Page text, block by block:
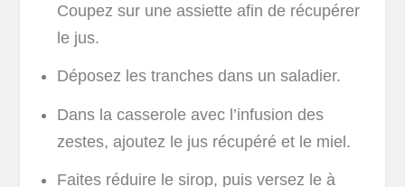
Coupez sur une assiette afin de récupérer
le jus.
Déposez les tranches dans un saladier.
Dans la casserole avec l’infusion des
zestes, ajoutez le jus récupéré et le miel.
Faites réduire le sirop, puis versez le à